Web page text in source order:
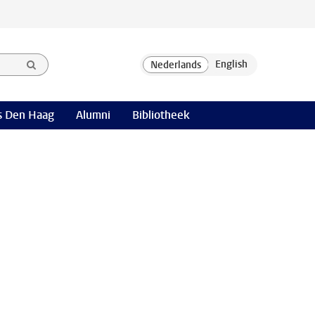
Den Haag Alumni Bibliotheek